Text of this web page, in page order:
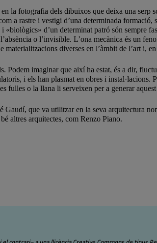
la fotografia dels dibuixos que deixa una serp
a rastre i vestigi d’una determinada
d’un determinat patró són sempre
o l’invisible. L’ona mecànica és un
diverses en l’àmbit de l’art i,
imaginar que així ha estat, és a dir,
i els han plasmat en obres i
fulles o la llana li serveixen per a generar
que va utilitzar en la seva arquitectura
altres arquitectes, com Renzo Piano.